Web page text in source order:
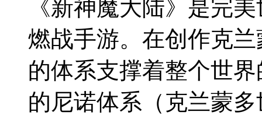
《新神魔大陆》是完
燃战手游。在创作克
的体系支撑着整个世
的尼诺体系（克兰蒙